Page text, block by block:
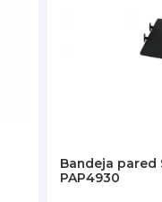
Bandeja pared
PAP4930